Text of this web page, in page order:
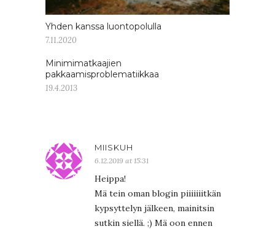
Yhden kanssa luontopolulla
7.11.2020
Minimimatkaajien
pakkaamisproblematiikkaa
19.4.2013
MIISKUH
6.12.2019 at 15:31
Heippa!
Mä tein oman blogin piiiiiiitkän
kypsyttelyn jälkeen, mainitsin
sutkin siellä. ;) Mä oon ennen